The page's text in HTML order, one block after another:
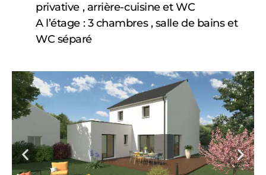
privative , arrière-cuisine et WC
A l’étage : 3 chambres , salle de bains et
WC séparé